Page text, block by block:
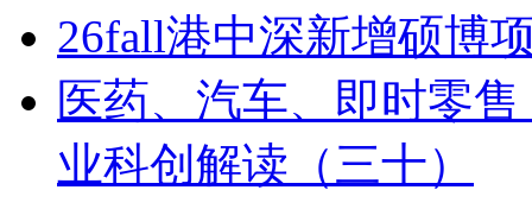
26fall港中深新增硕博
医药、汽车、即时零
业科创解读（三十）